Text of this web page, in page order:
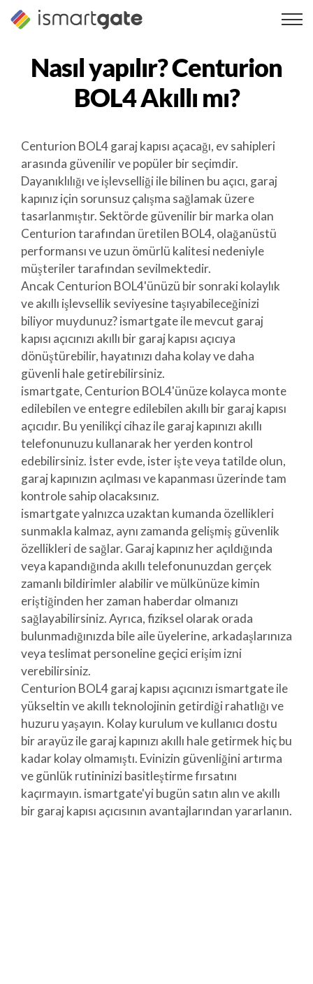
İçeriğe
geç
Nasıl yapılır?Centurion
BOL4Akıllı mı?
Centurion BOL4 garaj kapısı açacağı, ev sahipleri
arasında güvenilir ve popüler bir seçimdir.
Dayanıklılığı ve işlevselliği ile bilinen bu açıcı, garaj
kapınız için sorunsuz çalışma sağlamak üzere
tasarlanmıştır. Sektörde güvenilir bir marka olan
Centurion tarafından üretilen BOL4, olağanüstü
performansı ve uzun ömürlü kalitesi nedeniyle
müşteriler tarafından sevilmektedir.
Ancak Centurion BOL4'ünüzü bir sonraki kolaylık
ve akıllı işlevsellik seviyesine taşıyabileceğinizi
biliyor muydunuz? ismartgate ile mevcut garaj
kapısı açıcınızı akıllı bir garaj kapısı açıcıya
dönüştürebilir, hayatınızı daha kolay ve daha
güvenli hale getirebilirsiniz.
ismartgate, Centurion BOL4'ünüze kolayca monte
edilebilen ve entegre edilebilen akıllı bir garaj kapısı
açıcıdır. Bu yenilikçi cihaz ile garaj kapınızı akıllı
telefonunuzu kullanarak her yerden kontrol
edebilirsiniz. İster evde, ister işte veya tatilde olun,
garaj kapınızın açılması ve kapanması üzerinde tam
kontrole sahip olacaksınız.
ismartgate yalnızca uzaktan kumanda özellikleri
sunmakla kalmaz, aynı zamanda gelişmiş güvenlik
özellikleri de sağlar. Garaj kapınız her açıldığında
veya kapandığında akıllı telefonunuzdan gerçek
zamanlı bildirimler alabilir ve mülkünüze kimin
eriştiğinden her zaman haberdar olmanızı
sağlayabilirsiniz. Ayrıca, fiziksel olarak orada
bulunmadığınızda bile aile üyelerine, arkadaşlarınıza
veya teslimat personeline geçici erişim izni
verebilirsiniz.
Centurion BOL4 garaj kapısı açıcınızı ismartgate ile
yükseltin ve akıllı teknolojinin getirdiği rahatlığı ve
huzuru yaşayın. Kolay kurulum ve kullanıcı dostu
bir arayüz ile garaj kapınızı akıllı hale getirmek hiç bu
kadar kolay olmamıştı. Evinizin güvenliğini artırma
ve günlük rutininizi basitleştirme fırsatını
kaçırmayın. ismartgate'yi bugün satın alın ve akıllı
bir garaj kapısı açıcısının avantajlarından yararlanın.